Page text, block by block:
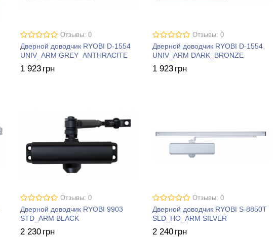
Отзывы: 0
Дверной доводчик RYOBI D-1554
UNIV_ARM GREY_ANTHRACITE
1 923 грн
Отзывы: 0
Дверной доводчик RYOBI D-1554
UNIV_ARM DARK_BRONZE
1 923 грн
Отзывы: 0
Дверной доводчик RYOBI 9903
STD_ARM BLACK
2 230 грн
Отзывы: 0
Дверной доводчик RYOBI S-8850T
SLD_HO_ARM SILVER
2 240 грн